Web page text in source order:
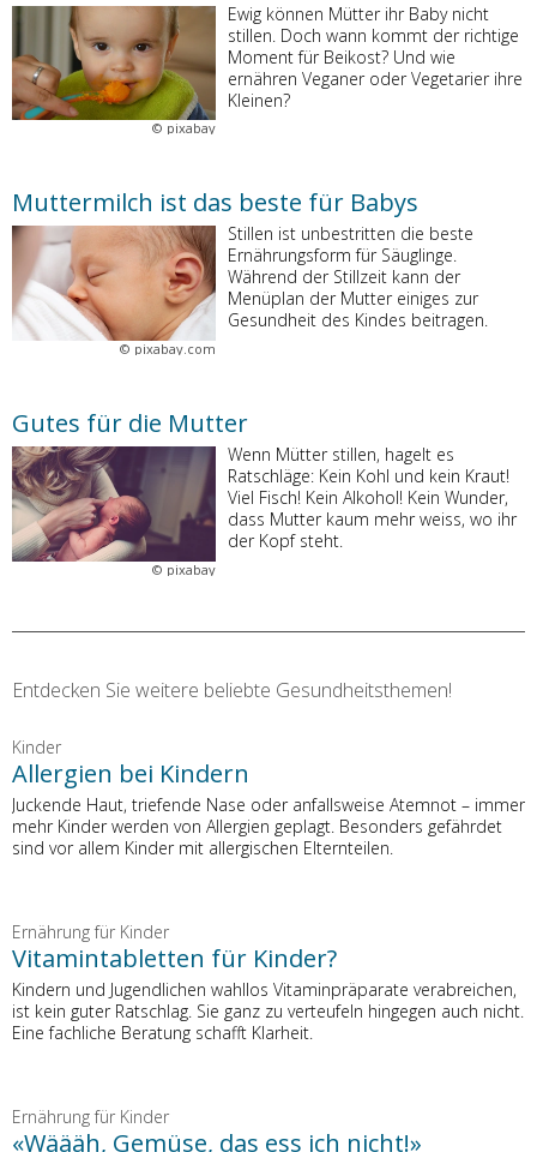
© pixabay
Ewig können Mütter ihr Baby nicht
stillen. Doch wann kommt der richtige
Moment für Beikost? Und wie
ernähren Veganer oder Vegetarier ihre
Kleinen?
Muttermilch ist das beste für Babys
© pixabay.com
Stillen ist unbestritten die beste
Ernährungsform für Säuglinge.
Während der Stillzeit kann der
Menüplan der Mutter einiges zur
Gesundheit des Kindes beitragen.
Gutes für die Mutter
© pixabay
Wenn Mütter stillen, hagelt es
Ratschläge: Kein Kohl und kein Kraut!
Viel Fisch! Kein Alkohol! Kein Wunder,
dass Mutter kaum mehr weiss, wo ihr
der Kopf steht.
Entdecken Sie weitere beliebte Gesundheitsthemen!
Kinder
Allergien bei Kindern
Juckende Haut, triefende Nase oder anfallsweise Atemnot – immer
mehr Kinder werden von Allergien geplagt. Besonders gefährdet
sind vor allem Kinder mit allergischen Elternteilen.
Ernährung für Kinder
Vitamintabletten für Kinder?
Kindern und Jugendlichen wahllos Vitaminpräparate verabreichen,
ist kein guter Ratschlag. Sie ganz zu verteufeln hingegen auch nicht.
Eine fachliche Beratung schafft Klarheit.
Ernährung für Kinder
«Wäääh, Gemüse, das ess ich nicht!»